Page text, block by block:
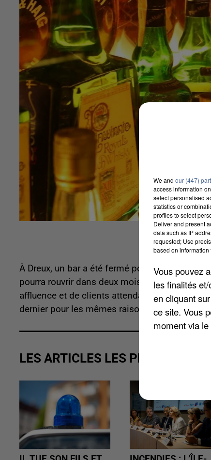
À Dreux, un bar a été fermé pour non-
pourra rouvrir dans deux mois. La police a
affluence et de clients attendant leur
dernier pour les mêmes raisons.
LES ARTICLES LES PLUS VUS
We and our (447)
access information
select personalised
statistics or
profiles to select
Deliver and present
data such as IP
requested; Use
based on information
Vous pouvez
les finalités
en cliquant
ce site. Vous
moment via